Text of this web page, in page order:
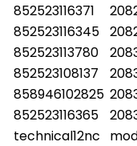
852523116371
852523116345
852523113780
852523108137
858946102825
852523116365
technical12nc